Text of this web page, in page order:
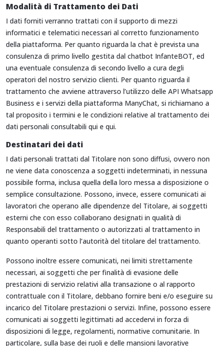
Modalità di Trattamento dei Dati
I dati forniti verranno trattati con il supporto di mezzi
informatici e telematici necessari al corretto funzionamento
della piattaforma. Per quanto riguarda la chat è prevista una
consulenza di primo livello gestita dal chatbot InfanteBOT, ed
una eventuale consulenza di secondo livello a cura degli
operatori del nostro servizio clienti. Per quanto riguarda il
trattamento che avviene attraverso l’utilizzo delle API Whatsapp
Business e i servizi della piattaforma ManyChat, si richiamano a
tal proposito i termini e le condizioni relative al trattamento dei
dati personali consultabili qui e qui.
Destinatari dei dati
I dati personali trattati dal Titolare non sono diffusi, ovvero non
ne viene data conoscenza a soggetti indeterminati, in nessuna
possibile forma, inclusa quella della loro messa a disposizione o
semplice consultazione. Possono, invece, essere comunicati ai
lavoratori che operano alle dipendenze del Titolare, ai soggetti
esterni che con esso collaborano designati in qualità di
Responsabili del trattamento o autorizzati al trattamento in
quanto operanti sotto l’autorità del titolare del trattamento.
Possono inoltre essere comunicati, nei limiti strettamente
necessari, ai soggetti che per finalità di evasione delle
prestazioni di servizio relativi alla transazione o al rapporto
contrattuale con il Titolare, debbano fornire beni e/o eseguire su
incarico del Titolare prestazioni o servizi. Infine, possono essere
comunicati ai soggetti legittimati ad accedervi in forza di
disposizioni di legge, regolamenti, normative comunitarie. In
particolare, sulla base dei ruoli e delle mansioni lavorative